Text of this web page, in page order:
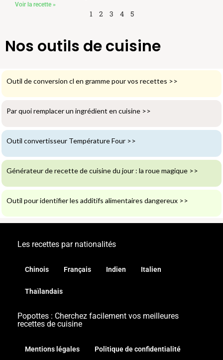
Voir la recette »
1 2 3 4 5
Nos outils de cuisine
Outil de conversion cl en gramme pour vos recettes >>
Par quoi remplacer un ingrédient en cuisine >>
Outil convertisseur Température Four >>
Générateur de recette de cuisine du jour : la roue magique >>
Outil pour identifier les additifs alimentaires dangereux >>
Les recettes par nationalités
Chinois Français Indien Italien
Thaïlandais
Popottes : Cherchez facilement vos meilleures
recettes de cuisine
Mentions légales Politique de confidentialité